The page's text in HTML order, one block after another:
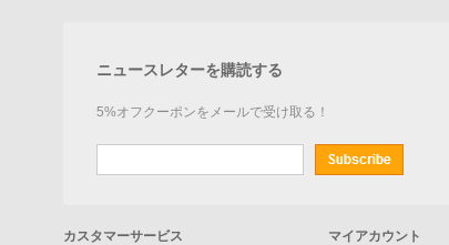
ニュースレターを購読する
5%オフクーポンをメールで受け取る！
カスタマーサービス
マイアカウント